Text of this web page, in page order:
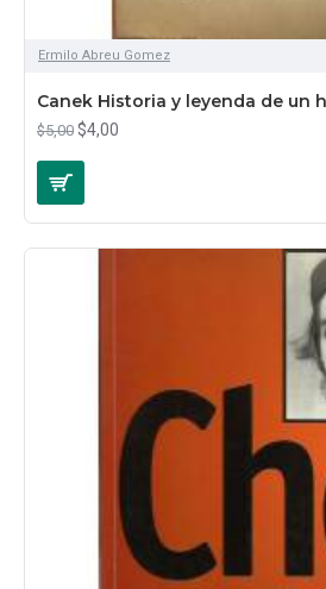
Ermilo Abreu Gomez
Canek Historia y leyenda de un
$5,00 $4,00